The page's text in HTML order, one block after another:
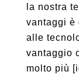
la nostra
vantaggi è
alle
vantaggio
molto più